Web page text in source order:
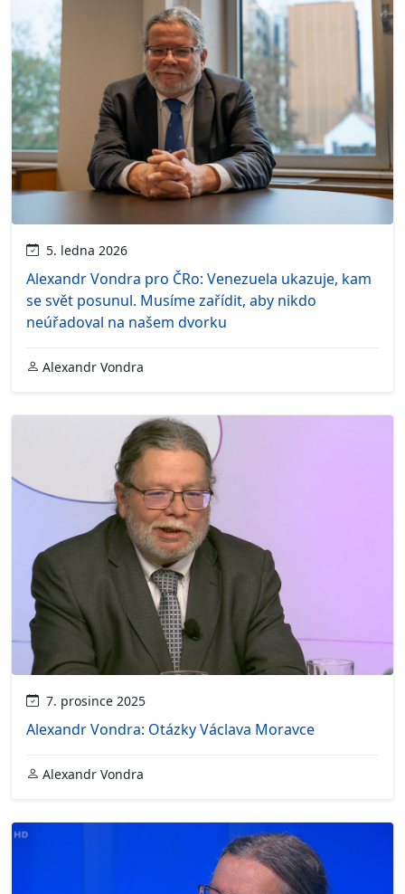
5. ledna 2026
Alexandr Vondra pro ČRo: Venezuela ukazuje, kam
se svět posunul. Musíme zařídit, aby nikdo
neúřadoval na našem dvorku
Alexandr Vondra
7. prosince 2025
Alexandr Vondra: Otázky Václava Moravce
Alexandr Vondra